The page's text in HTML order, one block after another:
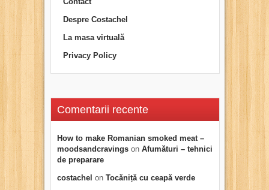
Despre Costachel
La masa virtuală
Privacy Policy
Comentarii recente
How to make Romanian smoked meat –
moodsandcravings on Afumături – tehnici
de preparare
costachel on Tocăniță cu ceapă verde